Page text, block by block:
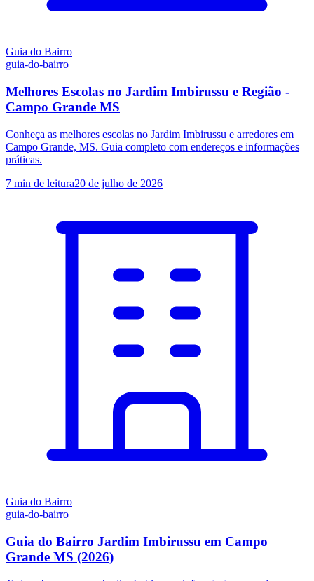
Guia do Bairro
guia-do-bairro
Melhores Escolas no Jardim Imbirussu e Região -
Campo Grande MS
Conheça as melhores escolas no Jardim Imbirussu e arredores em
Campo Grande, MS. Guia completo com endereços e informações
práticas.
7 min de leitura20 de julho de 2026
Guia do Bairro
guia-do-bairro
Guia do Bairro Jardim Imbirussu em Campo
Grande MS (2026)